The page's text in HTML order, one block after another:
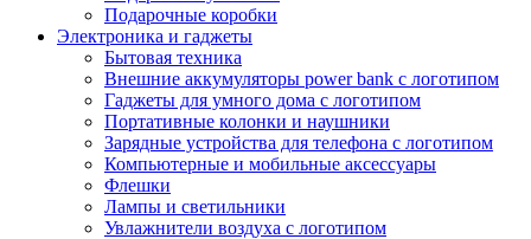
Подарочные коробки
Электроника и гаджеты
Бытовая техника
Внешние аккумуляторы power bank с логотипом
Гаджеты для умного дома с логотипом
Портативные колонки и наушники
Зарядные устройства для телефона с логотипом
Компьютерные и мобильные аксессуары
Флешки
Лампы и светильники
Увлажнители воздуха с логотипом